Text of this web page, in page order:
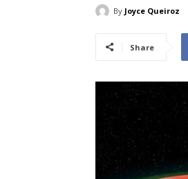
By Joyce Queiroz
Share